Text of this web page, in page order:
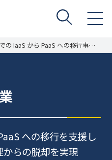
の IaaS から PaaS への移行事例
ービス業
への移行を支援し
らの脱却を実現